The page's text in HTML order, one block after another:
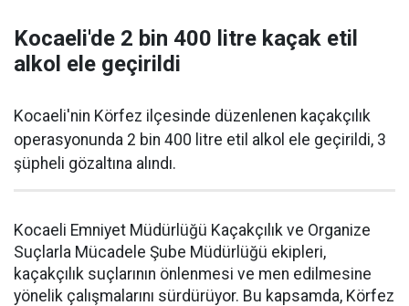
Kocaeli'de 2 bin 400 litre kaçak etil
alkol ele geçirildi
Kocaeli'nin Körfez ilçesinde düzenlenen kaçakçılık
operasyonunda 2 bin 400 litre etil alkol ele geçirildi, 3
şüpheli gözaltına alındı.
Kocaeli Emniyet Müdürlüğü Kaçakçılık ve Organize
Suçlarla Mücadele Şube Müdürlüğü ekipleri,
kaçakçılık suçlarının önlenmesi ve men edilmesine
yönelik çalışmalarını sürdürüyor. Bu kapsamda, Körfez